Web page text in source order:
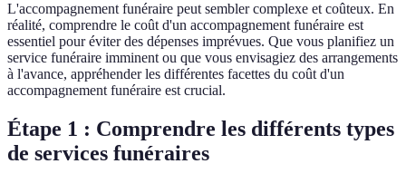
L'accompagnement funéraire peut sembler complexe et coûteux. En
réalité, comprendre le coût d'un accompagnement funéraire est
essentiel pour éviter des dépenses imprévues. Que vous planifiez un
service funéraire imminent ou que vous envisagiez des arrangements
à l'avance, appréhender les différentes facettes du coût d'un
accompagnement funéraire est crucial.
Étape 1 : Comprendre les différents types
de services funéraires